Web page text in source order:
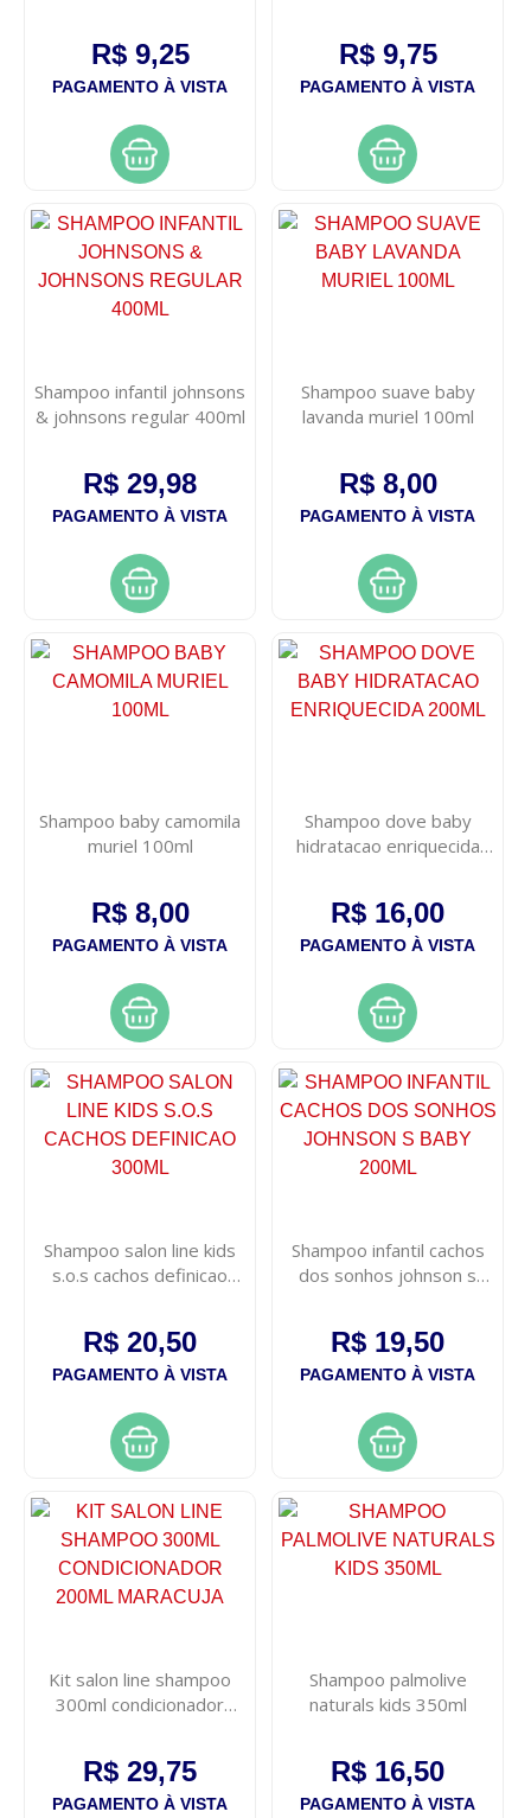
R$ 9,25
PAGAMENTO À VISTA
R$ 9,75
PAGAMENTO À VISTA
Shampoo infantil johnsons
& johnsons regular 400ml
R$ 29,98
PAGAMENTO À VISTA
Shampoo suave baby
lavanda muriel 100ml
R$ 8,00
PAGAMENTO À VISTA
Shampoo baby camomila
muriel 100ml
R$ 8,00
PAGAMENTO À VISTA
Shampoo dove baby
hidratacao enriquecida
R$ 16,00
PAGAMENTO À VISTA
Shampoo salon line kids
s.o.s cachos definicao
R$ 20,50
PAGAMENTO À VISTA
Shampoo infantil cachos
dos sonhos johnson s
R$ 19,50
PAGAMENTO À VISTA
Kit salon line shampoo
300ml condicionador
R$ 29,75
PAGAMENTO À VISTA
Shampoo palmolive
naturals kids 350ml
R$ 16,50
PAGAMENTO À VISTA